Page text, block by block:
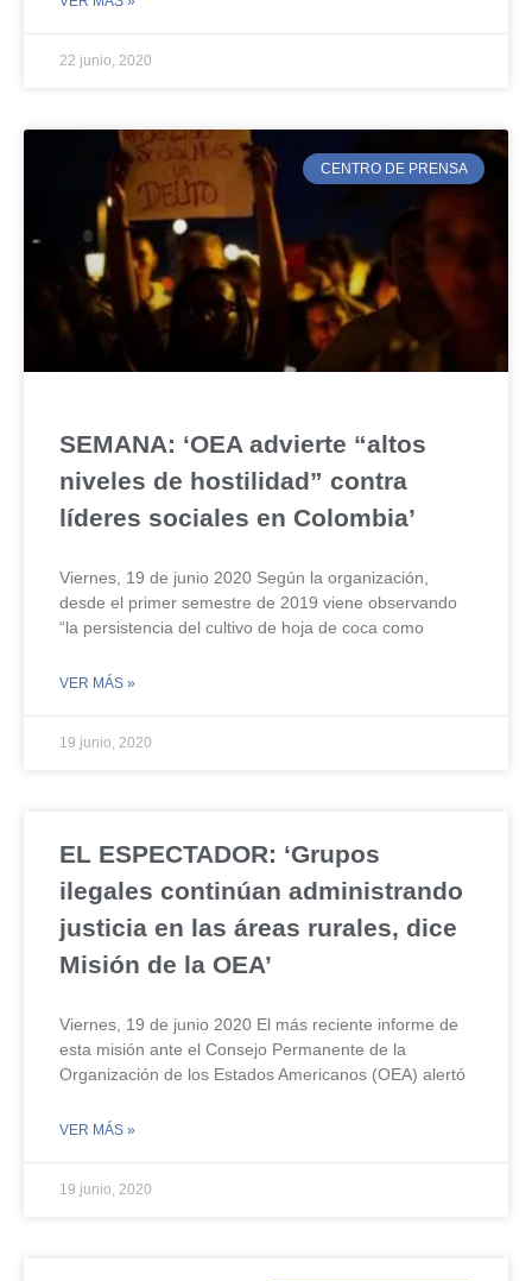
22 junio, 2020
CENTRO DE PRENSA
SEMANA: ‘OEA advierte “altos
niveles de hostilidad” contra
líderes sociales en Colombia’
Viernes, 19 de junio 2020 Según la organización,
desde el primer semestre de 2019 viene observando
“la persistencia del cultivo de hoja de coca como
VER MÁS »
19 junio, 2020
EL ESPECTADOR: ‘Grupos
ilegales continúan administrando
justicia en las áreas rurales, dice
Misión de la OEA’
Viernes, 19 de junio 2020 El más reciente informe de
esta misión ante el Consejo Permanente de la
Organización de los Estados Americanos (OEA) alertó
VER MÁS »
19 junio, 2020